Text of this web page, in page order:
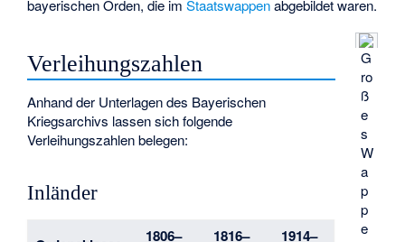
bayerischen Orden, die imStaatswappenabgebildet waren.
G
ro
ß
e
s
W
a
p
p
e
Verleihungszahlen
Anhand der Unterlagen des Bayerischen
Kriegsarchivs lassen sich folgende
Verleihungszahlen belegen:
Inländer
1806–
1816–
1914–